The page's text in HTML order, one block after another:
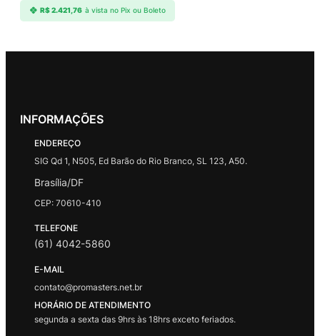
R$2.421,76 à vista no Pix ou Boleto
INFORMAÇÕES
ENDEREÇO
SIG Qd 1, N505, Ed Barão do Rio Branco, SL 123, A50.
Brasília/DF
CEP: 70610-410
TELEFONE
(61) 4042-5860
E-MAIL
contato@promasters.net.br
HORÁRIO DE ATENDIMENTO
segunda a sexta das 9hrs às 18hrs exceto feriados.